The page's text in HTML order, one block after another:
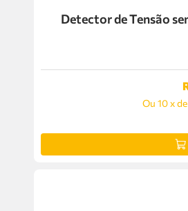
Detector de Tensão
Ou 10xde